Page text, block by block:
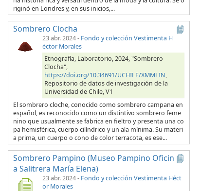
riginó en Londres y, en sus inicios,...
Sombrero Clocha
23 abr. 2024- Fondo y colección Vestimenta H
éctor Morales
Etnografía, Laboratorio, 2024, "Sombrero
Clocha",
https://doi.org/10.34691/UCHILE/XMMLIN,
Repositorio de datos de investigación de la
Universidad de Chile, V1
El sombrero cloche, conocido como sombrero campana en
español, es reconocido como un distintivo sombrero feme
nino que usualmente se fabrica en fieltro y presenta una co
pa hemisférica, cuerpo cilíndrico y un ala mínima. Su materi
a prima, un cuerpo o cono de color terracota, es ese...
Sombrero Pampino (Museo Pampino Oficin
a Salitrera María Elena)
23 abr. 2024- Fondo y colección Vestimenta Héct
or Morales